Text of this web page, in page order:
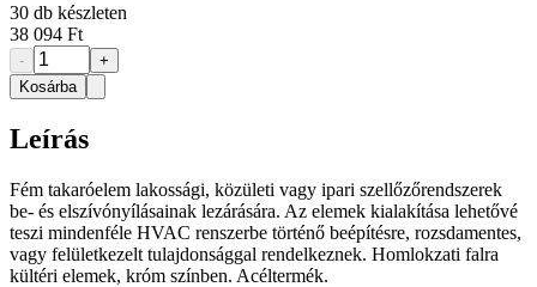
30 db készleten
38 094 Ft
-
+
Kosárba
Leírás
Fém takaróelem lakossági, közületi vagy ipari szellőzőrendszerek
be- és elszívónyílásainak lezárására. Az elemek kialakítása lehetővé
teszi mindenféle HVAC renszerbe történő beépítésre, rozsdamentes,
vagy felületkezelt tulajdonsággal rendelkeznek. Homlokzati falra
kültéri elemek, króm színben. Acéltermék.